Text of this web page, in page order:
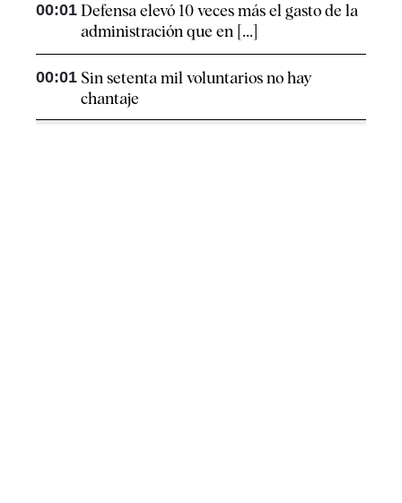
00:01 Defensa elevó 10 veces más el gasto de la
administración que en [...]
00:01 Sin setenta mil voluntarios no hay
chantaje